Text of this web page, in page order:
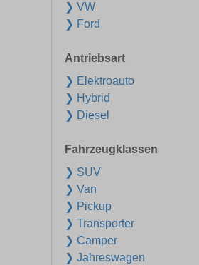
❯ VW
❯ Ford
Antriebsart
❯ Elektroauto
❯ Hybrid
❯ Diesel
Fahrzeugklassen
❯ SUV
❯ Van
❯ Pickup
❯ Transporter
❯ Camper
❯ Jahreswagen